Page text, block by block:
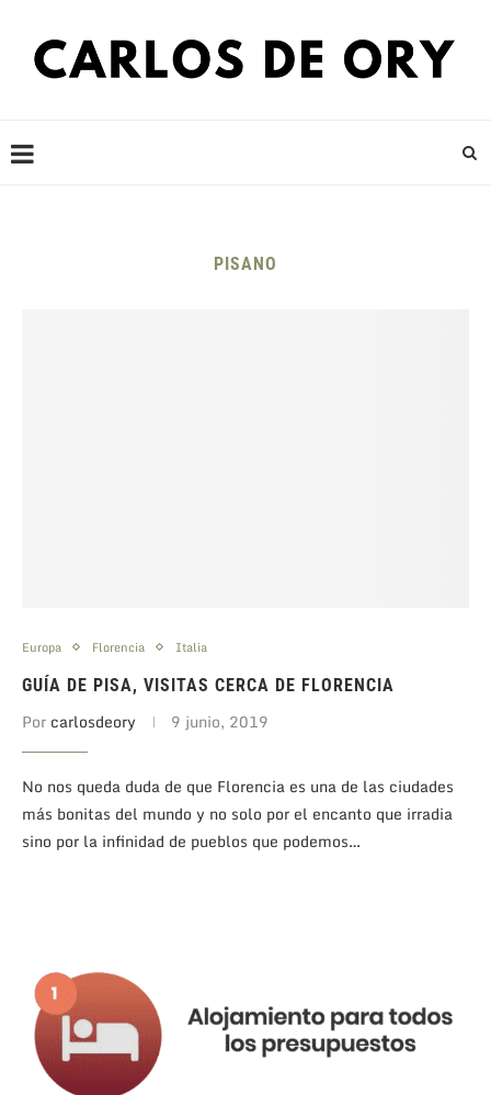
PISANO
Europa Florencia Italia
GUÍA DE PISA, VISITAS CERCA DE FLORENCIA
Por carlosdeory 9 junio, 2019
No nos queda duda de que Florencia es una de las ciudades
más bonitas del mundo y no solo por el encanto que irradia
sino por la infinidad de pueblos que podemos…